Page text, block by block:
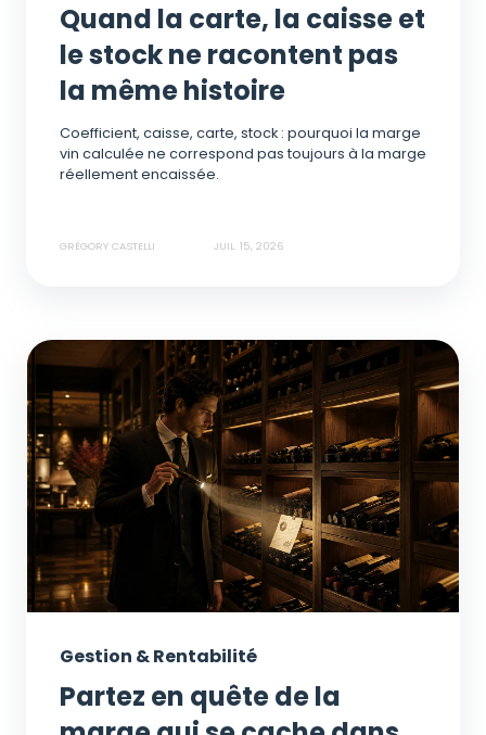
Quand la carte, la caisse et
le stock ne racontent pas
la même histoire
Coefficient, caisse, carte, stock : pourquoi la marge
vin calculée ne correspond pas toujours à la marge
réellement encaissée.
GRÉGORY CASTELLI JUIL. 15, 2026
Gestion & Rentabilité
Partez en quête de la